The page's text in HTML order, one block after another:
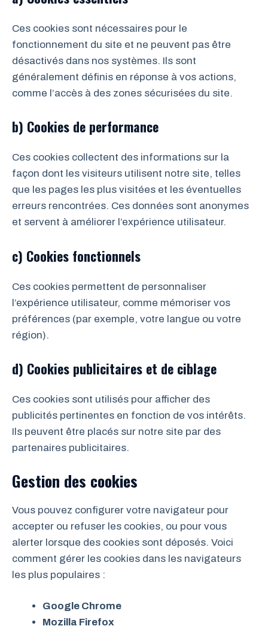
Ces cookies sont nécessaires pour le
fonctionnement du site et ne peuvent pas être
désactivés dans nos systèmes. Ils sont
généralement définis en réponse à vos actions,
comme l’accès à des zones sécurisées du site.
b) Cookies de performance
Ces cookies collectent des informations sur la
façon dont les visiteurs utilisent notre site, telles
que les pages les plus visitées et les éventuelles
erreurs rencontrées. Ces données sont anonymes
et servent à améliorer l’expérience utilisateur.
c) Cookies fonctionnels
Ces cookies permettent de personnaliser
l’expérience utilisateur, comme mémoriser vos
préférences (par exemple, votre langue ou votre
région).
d) Cookies publicitaires et de ciblage
Ces cookies sont utilisés pour afficher des
publicités pertinentes en fonction de vos intérêts.
Ils peuvent être placés sur notre site par des
partenaires publicitaires.
Gestion des cookies
Vous pouvez configurer votre navigateur pour
accepter ou refuser les cookies, ou pour vous
alerter lorsque des cookies sont déposés. Voici
comment gérer les cookies dans les navigateurs
les plus populaires :
Google Chrome
Mozilla Firefox